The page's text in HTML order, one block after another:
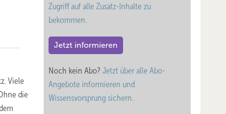
Viele
die
Zugriff auf alle Zusatz-Inhalte zu
bekommen.
Jetzt informieren
Noch kein Abo? Jetzt über alle Abo-
Angebote informieren und
Wissensvorsprung sichern.